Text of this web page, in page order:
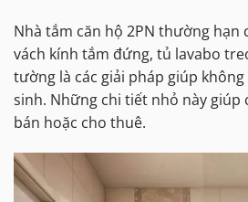
Nhà tắm căn hộ 2PN thường hạn
vách kính tắm đứng, tủ lavabo
tường là các giải pháp giúp không
sinh. Những chi tiết nhỏ này giúp
bán hoặc cho thuê.